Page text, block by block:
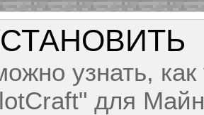
узнать, как
для